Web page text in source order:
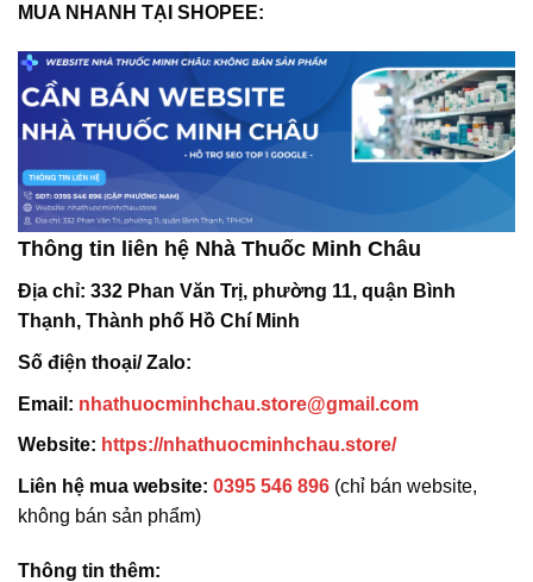
MUA NHANH TẠI SHOPEE:
Thông tin liên hệ Nhà Thuốc Minh Châu
Địa chỉ: 332 Phan Văn Trị, phường 11, quận Bình
Thạnh, Thành phố Hồ Chí Minh
Số điện thoại/ Zalo:
Email: nhathuocminhchau.store@gmail.com
Website: https://nhathuocminhchau.store/
Liên hệ mua website: 0395 546 896 (chỉ bán website,
không bán sản phẩm)
Thông tin thêm: